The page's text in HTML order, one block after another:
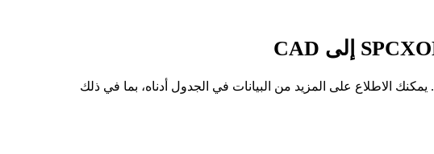
خلال الأيام السبعة الماضية، كان أعلى سعر للسهم من SPCXON إلى CAD هو C$186.89، وأدنى سعر هو C$147.85. يمكنك الاطلاع على المزيد من البيانات في الجدول أدناه، بما في ذلك